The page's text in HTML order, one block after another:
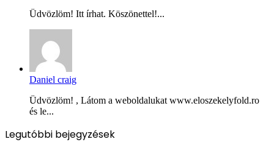
Üdvözlöm! Itt írhat. Köszönettel!...
Daniel craig
Üdvözlöm! , Látom a weboldalukat www.eloszekelyfold.ro
és le...
Legutóbbi bejegyzések